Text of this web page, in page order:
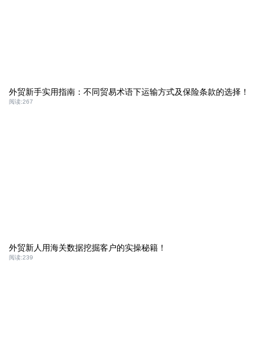
外贸新手实用指南：不同贸易术语下运输方式及保险条款的选择！
阅读:267
外贸新人用海关数据挖掘客户的实操秘籍！
阅读:239